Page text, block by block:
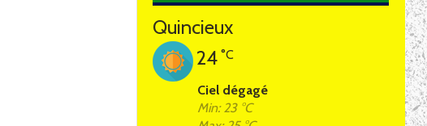
Quincieux
24 °C
Ciel dégagé
Min: 23 °C